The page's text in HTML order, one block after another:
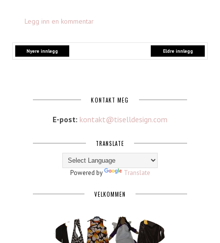
Legg inn en kommentar
Nyere innlegg Eldre innlegg
KONTAKT MEG
E-post: kontakt@tiselldesign.com
TRANSLATE
Powered by Translate
VELKOMMEN